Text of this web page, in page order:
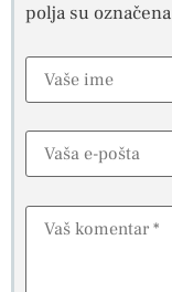
polja su označena